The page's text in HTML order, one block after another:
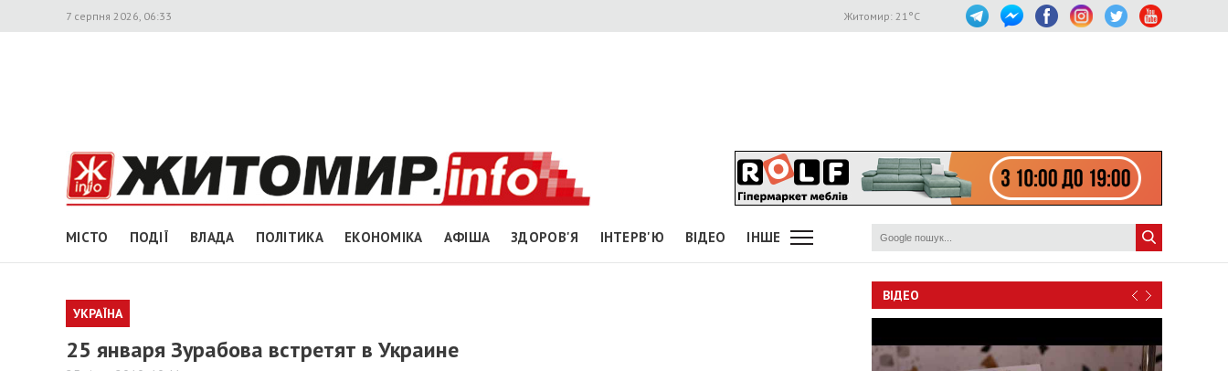
7 серпня 2026, 06:33 Житомир: 21°C
МІСТО ПОДІЇ ВЛАДА ПОЛІТИКА ЕКОНОМІКА АФІША ЗДОРОВ'Я ІНТЕРВ'Ю ВІДЕО ІНШЕ
УКРАЇНА
25 января Зурабова встретят в Украине
ВІДЕО